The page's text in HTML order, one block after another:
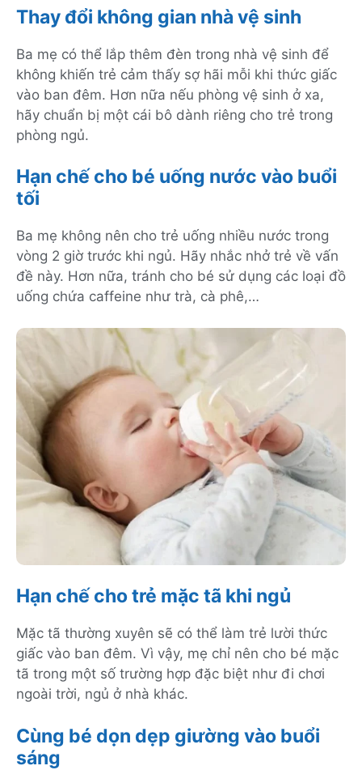
Thay đổi không gian nhà vệ sinh
Ba mẹ có thể lắp thêm đèn trong nhà vệ sinh để
không khiến trẻ cảm thấy sợ hãi mỗi khi thức giấc
vào ban đêm. Hơn nữa nếu phòng vệ sinh ở xa,
hãy chuẩn bị một cái bô dành riêng cho trẻ trong
phòng ngủ.
Hạn chế cho bé uống nước vào buổi
tối
Ba mẹ không nên cho trẻ uống nhiều nước trong
vòng 2 giờ trước khi ngủ. Hãy nhắc nhở trẻ về vấn
đề này. Hơn nữa, tránh cho bé sử dụng các loại đồ
uống chứa caffeine như trà, cà phê,…
Hạn chế cho trẻ mặc tã khi ngủ
Mặc tã thường xuyên sẽ có thể làm trẻ lười thức
giấc vào ban đêm. Vì vậy, mẹ chỉ nên cho bé mặc
tã trong một số trường hợp đặc biệt như đi chơi
ngoài trời, ngủ ở nhà khác.
Cùng bé dọn dẹp giường vào buổi
sáng